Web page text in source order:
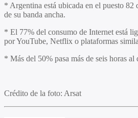
* Argentina está ubicada en el puesto 82
de su banda ancha.
* El 77% del consumo de Internet está
por YouTube, Netflix o plataformas
* Más del 50% pasa más de seis horas
Crédito de la foto: Arsat